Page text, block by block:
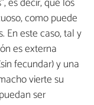
es decir, que los
como puede
En este caso, tal y
es externa
fecundar) y una
vierte su
ser